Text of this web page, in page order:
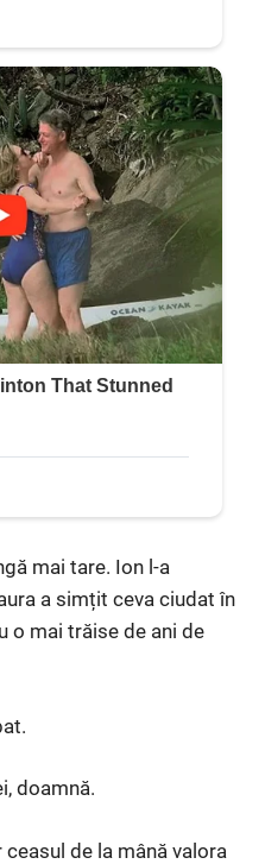
mai tare. Ion l-a
a simțit ceva ciudat în
o mai trăise de ani de
doamnă.
de la mână valora